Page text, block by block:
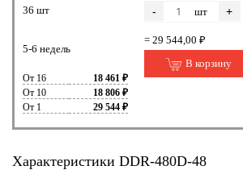
36 шт
5-6 недель
От 16
18 461 ₽
От 10
18 806 ₽
От 1
29 544 ₽
- шт +
= 29 544,00 ₽
В корзину
Характеристики DDR-480D-48